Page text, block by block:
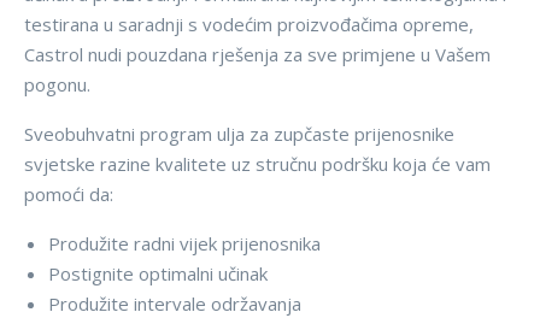
testirana u saradnji s vodećim proizvođačima opreme,
Castrol nudi pouzdana rješenja za sve primjene u Vašem
pogonu.
Sveobuhvatni program ulja za zupčaste prijenosnike
svjetske razine kvalitete uz stručnu podršku koja će vam
pomoći da:
Produžite radni vijek prijenosnika
Postignite optimalni učinak
Produžite intervale održavanja